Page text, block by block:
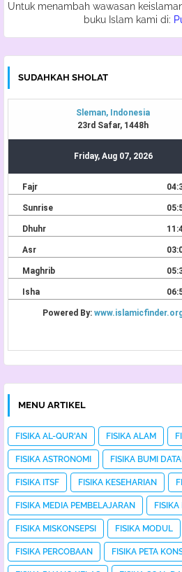
Untuk menambah wawasan
buku Islam kami di:
SUDAHKAH SHOLAT
MENU ARTIKEL
FISIKA AL-QUR'AN FISIKA ALAM
FISIKA ASTRONOMI FISIKA BUMI
FISIKA ITSF FISIKA KESEHARIAN
FISIKA MEDIA PEMBELAJARAN
FISIKA MISKONSEPSI FISIKA MODUL
FISIKA PERCOBAAN FISIKA PETA